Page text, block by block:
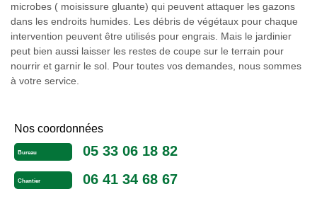
microbes ( moisissure gluante) qui peuvent attaquer les gazons
dans les endroits humides. Les débris de végétaux pour chaque
intervention peuvent être utilisés pour engrais. Mais le jardinier
peut bien aussi laisser les restes de coupe sur le terrain pour
nourrir et garnir le sol. Pour toutes vos demandes, nous sommes
à votre service.
Nos coordonnées
Bureau 05 33 06 18 82
Chantier 06 41 34 68 67